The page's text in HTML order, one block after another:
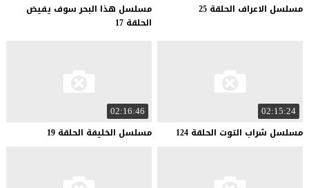
مسلسل الاعراف الحلقة 25
مسلسل هذا البحر سوف يفيض
الحلقة 17
02:15:24
مسلسل شراب التوت الحلقة 124
02:16:46
مسلسل الخليفة الحلقة 19